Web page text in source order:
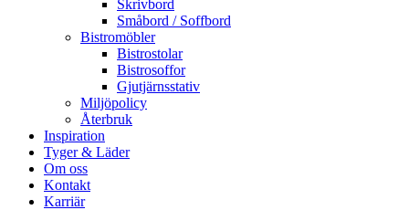
Skrivbord
Småbord / Soffbord
Bistromöbler
Bistrostolar
Bistrosoffor
Gjutjärnsstativ
Miljöpolicy
Återbruk
Inspiration
Tyger & Läder
Om oss
Kontakt
Karriär